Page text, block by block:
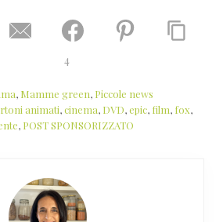
4
, Mamme green, Piccole news
animati,cinema, DVD,epic, film, fox,
, POST SPONSORIZZATO